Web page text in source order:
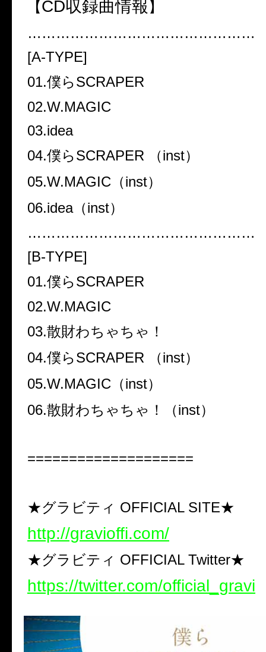
【CD収録曲情報 】
…………………………………………
[A-TYPE]
01.僕らSCRAPER
02.W.MAGIC
03.idea
04.僕らSCRAPER （inst）
05.W.MAGIC（inst）
06.idea（inst）
…………………………………………
[B-TYPE]
01.僕らSCRAPER
02.W.MAGIC
03.散財わちゃちゃ！
04.僕らSCRAPER （inst）
05.W.MAGIC（inst）
06.散財わちゃちゃ！ （inst）
====================
★グラビティ OFFICIAL SITE★
http://gravioffi.com/
★グラビティ OFFICIAL Twitter★
https://twitter.com/official_gravi